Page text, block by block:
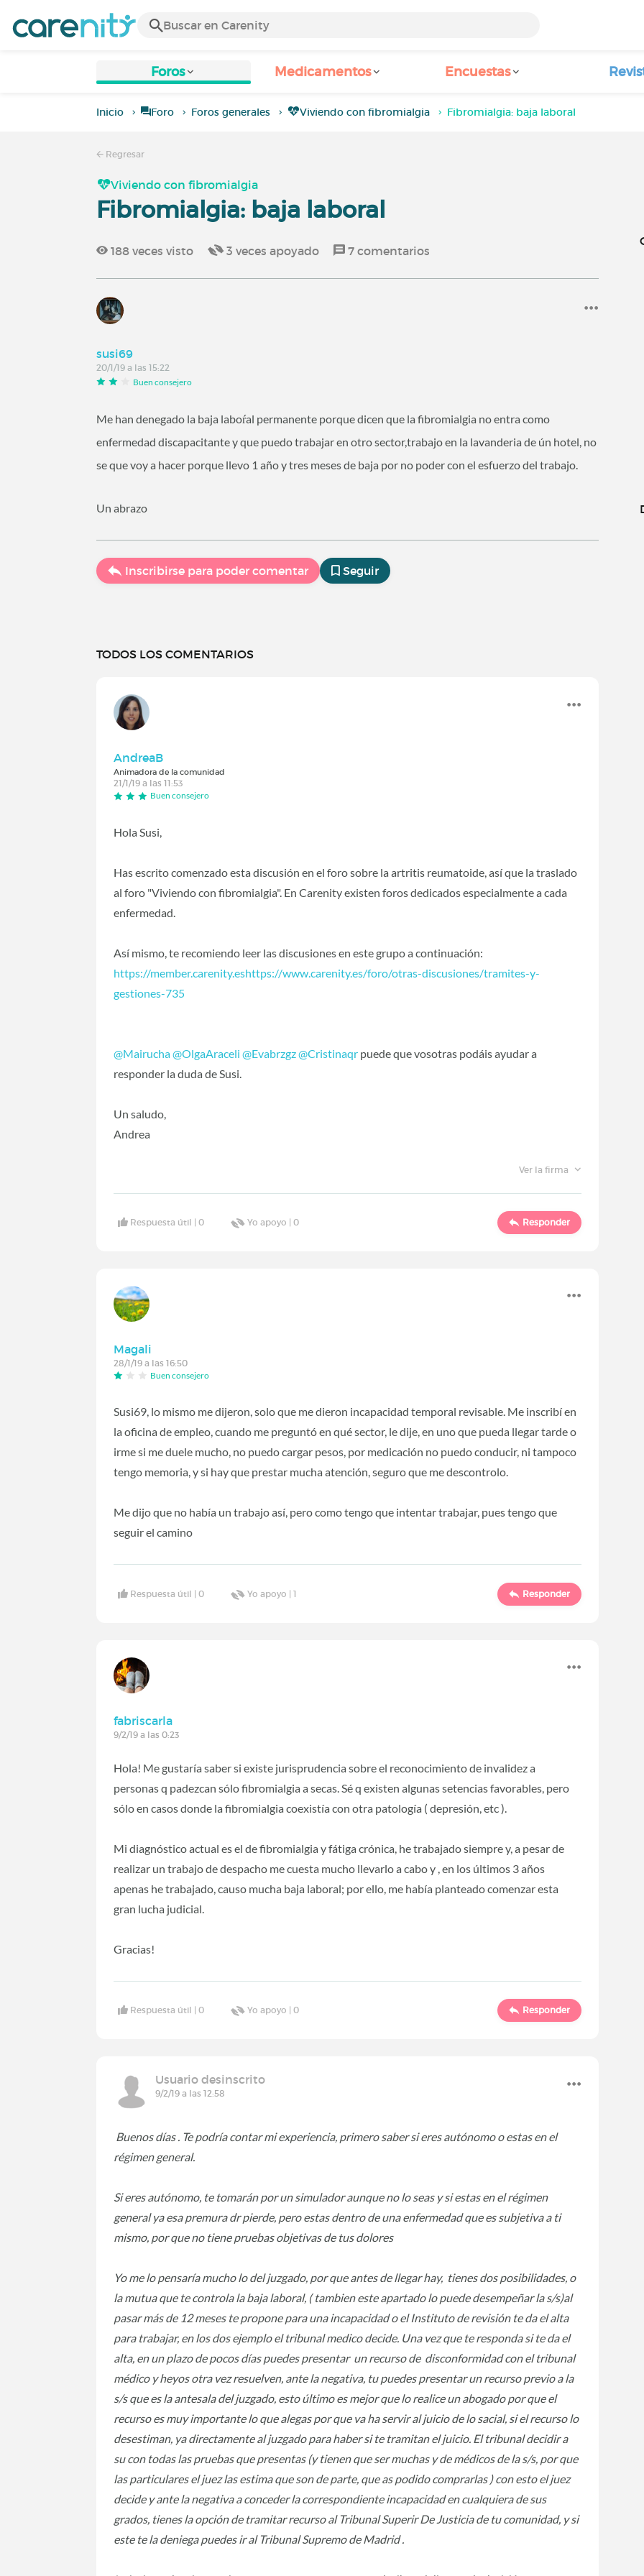
Foros Medicamentos Encuestas
Inicio Foro Foros generales Viviendo con fibromialgia Fibromialgia: baja laboral
Regresar
Viviendo con fibromialgia
Fibromialgia: baja laboral
188 veces visto 3 veces apoyado 7 comentarios
susi69
20/1/19 a las 15:22
Buen consejero
Me han denegado la baja laboŕal permanente porque dicen que la fibromialgia no entra como
enfermedad discapacitante y que puedo trabajar en otro sector,trabajo en la lavanderia de ún hotel, no
se que voy a hacer porque llevo 1 año y tres meses de baja por no poder con el esfuerzo del trabajo.
Un abrazo
Inscribirse para poder comentar Seguir
TODOS LOS COMENTARIOS
AndreaB
Animadora de la comunidad
21/1/19 a las 11:53
Buen consejero
Hola Susi,
Has escrito comenzado esta discusión en el foro sobre la artritis reumatoide, así que la traslado
al foro "Viviendo con fibromialgia". En Carenity existen foros dedicados especialmente a cada
enfermedad.
Así mismo, te recomiendo leer las discusiones en este grupo a continuación:
https://member.carenity.eshttps://www.carenity.es/foro/otras-discusiones/tramites-y-
gestiones-735
@Mairucha‍@OlgaAraceli ‍@Evabrzgz‍@Cristinaqr ‍ puede que vosotras podáis ayudar a
responder la duda de Susi.
Un saludo,
Andrea
Ver la firma
Respuesta útil |0 Yo apoyo |0 Responder
Magali
28/1/19 a las 16:50
Buen consejero
Susi69, lo mismo me dijeron, solo que me dieron incapacidad temporal revisable. Me inscribí en
la oficina de empleo, cuando me preguntó en qué sector, le dije, en uno que pueda llegar tarde o
irme si me duele mucho, no puedo cargar pesos, por medicación no puedo conducir, ni tampoco
tengo memoria, y si hay que prestar mucha atención, seguro que me descontrolo.
Me dijo que no había un trabajo así, pero como tengo que intentar trabajar, pues tengo que
seguir el camino
Respuesta útil |0 Yo apoyo |1 Responder
fabriscarla
9/2/19 a las 0:23
Hola! Me gustaría saber si existe jurisprudencia sobre el reconocimiento de invalidez a
personas q padezcan sólo fibromialgia a secas. Sé q existen algunas setencias favorables, pero
sólo en casos donde la fibromialgia coexistía con otra patología ( depresión, etc ).
Mi diagnóstico actual es el de fibromialgia y fátiga crónica, he trabajado siempre y, a pesar de
realizar un trabajo de despacho me cuesta mucho llevarlo a cabo y , en los últimos 3 años
apenas he trabajado, causo mucha baja laboral; por ello, me había planteado comenzar esta
gran lucha judicial.
Gracias!
Respuesta útil |0 Yo apoyo |0 Responder
Usuario desinscrito
9/2/19 a las 12:58
Buenos días . Te podría contar mi experiencia, primero saber si eres autónomo o estas en el
régimen general.
Si eres autónomo, te tomarán por un simulador aunque no lo seas y si estas en el régimen
general ya esa premura dr pierde, pero estas dentro de una enfermedad que es subjetiva a ti
mismo, por que no tiene pruebas objetivas de tus dolores
Yo me lo pensaría mucho lo del juzgado, por que antes de llegar hay, tienes dos posibilidades, o
la mutua que te controla la baja laboral, ( tambien este apartado lo puede desempeñar la s/s)al
pasar más de 12 meses te propone para una incapacidad o el Instituto de revisión te da el alta
para trabajar, en los dos ejemplo el tribunal medico decide. Una vez que te responda si te da el
alta, en un plazo de pocos días puedes presentar un recurso de disconformidad con el tribunal
médico y heyos otra vez resuelven, ante la negativa, tu puedes presentar un recurso previo a la
s/s que es la antesala del juzgado, esto último es mejor que lo realice un abogado por que el
recurso es muy importante lo que alegas por que va ha servir al juicio de lo sacial, si el recurso lo
desestiman, ya directamente al juzgado para haber si te tramitan el juicio. El tribunal decidir a
su con todas las pruebas que presentas (y tienen que ser muchas y de médicos de la s/s, por que
las particulares el juez las estima que son de parte, que as podido comprarlas ) con esto el juez
decide y ante la negativa a conceder la correspondiente incapacidad en cualquiera de sus
grados, tienes la opción de tramitar recurso al Tribunal Superir De Justicia de tu comunidad, y si
este te la deniega puedes ir al Tribunal Supremo de Madrid .